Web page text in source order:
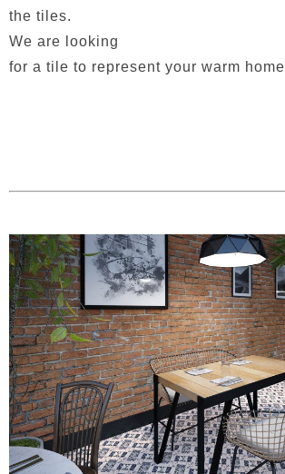
the tiles.
We are looking
for a tile to represent your warm home